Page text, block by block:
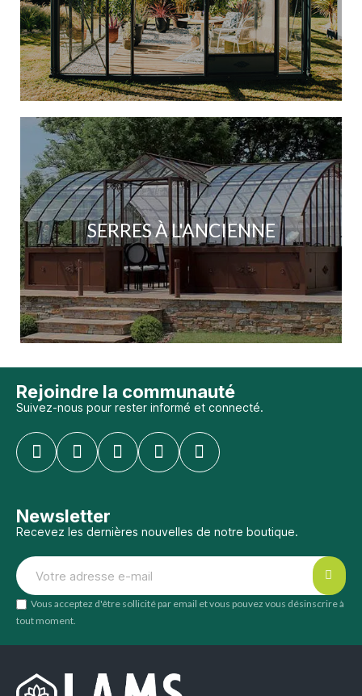
SERRES À L'ANCIENNE
Rejoindre la communauté
Suivez-nous pour rester informé et connecté.
Newsletter
Recevez les dernières nouvelles de notre boutique.
Vous acceptez d'être sollicité par email et vous pouvez vous désinscrire à
tout moment.